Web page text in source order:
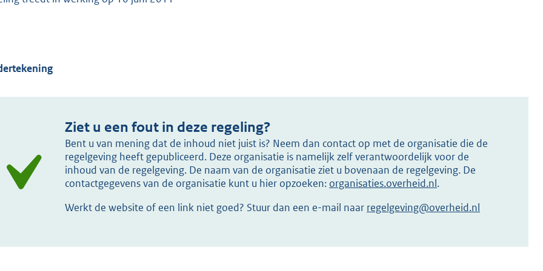
Ziet u een fout in deze regeling?
Bent u van mening dat de inhoud niet juist is? Neem dan contact op met de organisatie die de
regelgeving heeft gepubliceerd. Deze organisatie is namelijk zelf verantwoordelijk voor de
inhoud van de regelgeving. De naam van de organisatie ziet u bovenaan de regelgeving. De
contactgegevens van de organisatie kunt u hier opzoeken: organisaties.overheid.nl.
Werkt de website of een link niet goed? Stuur dan een e-mail naar regelgeving@overheid.nl